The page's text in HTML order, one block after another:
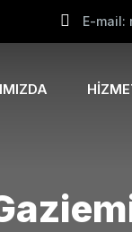
E-mail: